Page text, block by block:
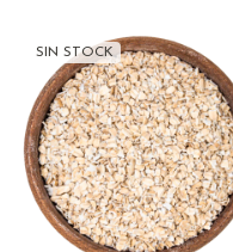
SIN STOCK